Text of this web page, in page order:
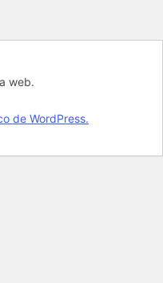
web.
de WordPress.